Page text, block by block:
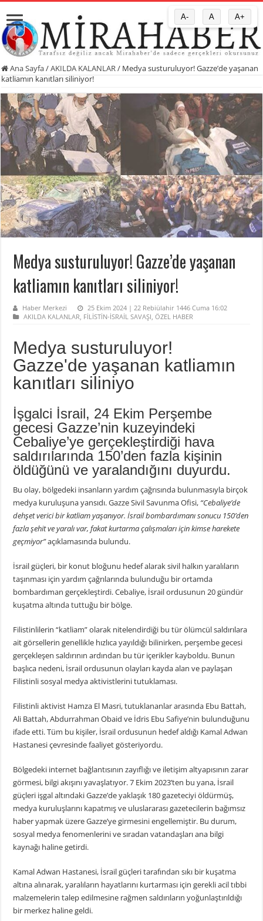
Ana Sayfa/AKILDA KALANLAR / Medya susturuluyor! Gazze’de yaşanan
katliamın kanıtları siliniyor!
Medya susturuluyor! Gazze’de yaşanan
katliamın kanıtları siliniyor!
Haber Merkezi
25 Ekim 2024 | 22 Rebiülahir 1446 Cuma 16:02
AKILDA KALANLAR FİLİSTİN-İSRAİL SAVAŞI ,ÖZEL HABER
Medya susturuluyor!
Gazze'de yaşanan katliamın
kanıtları siliniyo
İşgalci İsrail, 24 Ekim Perşembe
gecesi Gazze’nin kuzeyindeki
Cebaliye’ye gerçekleştirdiği hava
saldırılarında 150’den fazla kişinin
öldüğünü ve yaralandığını duyurdu.
Bu olay, bölgedeki insanların yardım çağrısında bulunmasıyla birçok
medya kuruluşuna yansıdı. Gazze Sivil Savunma Ofisi, “Cebaliye’de
dehşet verici bir katliam yaşanıyor. İsrail bombardımanı sonucu 150’den
fazla şehit ve yaralı var, fakat kurtarma çalışmaları için kimse harekete
geçmiyor”açıklamasında bulundu.
İsrail güçleri, bir konut bloğunu hedef alarak sivil halkın yaralıların
taşınması için yardım çağrılarında bulunduğu bir ortamda
bombardıman gerçekleştirdi. Cebaliye, İsrail ordusunun 20 gündür
kuşatma altında tuttuğu bir bölge.
Filistinlilerin “katliam” olarak nitelendirdiği bu tür ölümcül saldırılara
ait görsellerin genellikle hızlıca yayıldığı bilinirken, perşembe gecesi
gerçekleşen saldırının ardından bu tür içerikler kayboldu. Bunun
başlıca nedeni, İsrail ordusunun olayları kayda alan ve paylaşan
Filistinli sosyal medya aktivistlerini tutuklaması.
Filistinli aktivist Hamza El Masri, tutuklananlar arasında Ebu Battah,
Ali Battah, Abdurrahman Obaid ve İdris Ebu Safiye’nin bulunduğunu
ifade etti. Tüm bu kişiler, İsrail ordusunun hedef aldığı Kamal Adwan
Hastanesi çevresinde faaliyet gösteriyordu.
Bölgedeki internet bağlantısının zayıflığı ve iletişim altyapısının zarar
görmesi, bilgi akışını yavaşlatıyor. 7 Ekim 2023’ten bu yana, İsrail
güçleri işgal altındaki Gazze’de yaklaşık 180 gazeteciyi öldürmüş,
medya kuruluşlarını kapatmış ve uluslararası gazetecilerin bağımsız
haber yapmak üzere Gazze’ye girmesini engellemiştir. Bu durum,
sosyal medya fenomenlerini ve sıradan vatandaşları ana bilgi
kaynağı haline getirdi.
Kamal Adwan Hastanesi, İsrail güçleri tarafından sıkı bir kuşatma
altına alınarak, yaralıların hayatlarını kurtarması için gerekli acil tıbbi
malzemelerin talep edilmesine rağmen saldırıların yoğunlaştırıldığı
bir merkez haline geldi.
A- A A+